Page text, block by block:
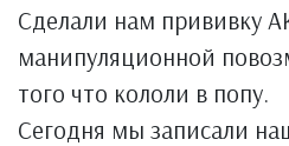
Сделали нам прививку
манипуляционной
того что кололи в попу.
Сегодня мы записали